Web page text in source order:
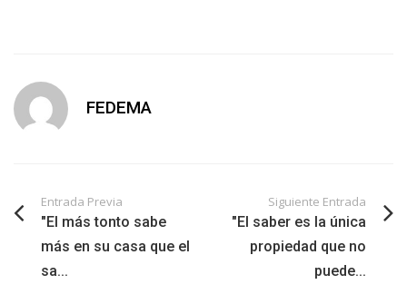
FEDEMA
Entrada Previa
"El más tonto sabe
más en su casa que el
sa...
Siguiente Entrada
"El saber es la única
propiedad que no
puede...